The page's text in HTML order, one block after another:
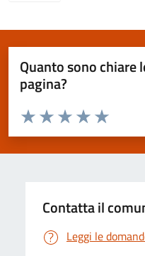
Quanto sono chiare
pagina?
Valuta da 1 a 5 stelle la pagina
Valuta 5
Valuta 4
Valuta 3 stelle su
Valuta 2 stelle su 5
Valuta 1 stelle su 5
Contatta il
Leggi le